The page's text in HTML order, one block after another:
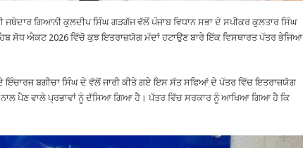
ਜਥੇਦਾਰ ਗਿਆਨੀ ਕੁਲਦੀਪ ਸਿੰਘ ਗੜਗੱਜ ਵੱਲੋਂ ਪੰਜਾਬ ਵਿਧਾਨ ਸਭਾ ਦੇ ਸਪੀਕਰ ਕੁਲਤਾਰ ਸਿੰਘ
ਸੋਧ ਐਕਟ 2026 ਵਿੱਚੋ ਕੁਝ ਇਤਰਾਜ਼ਯੋਗ ਮੱਦਾਂ ਹਟਾਉਣ ਬਾਰੇ ਇੱਕ ਵਿਸਥਾਰਤ ਪੱਤਰ ਭੇਜਿਆ
ਇੰਚਾਰਜ ਬਗੀਚਾ ਸਿੰਘ ਦੇ ਵੱਲੋਂ ਜਾਰੀ ਕੀਤੇ ਗਏ ਇਸ ਸੱਤ ਸਫਿਆਂ ਦੇ ਪੱਤਰ ਵਿੱਚ ਇਤਰਾਜ਼ਯੋਗ
ਪੈਣ ਵਾਲੇ ਪ੍ਰਭਾਵਾਂ ਨੂੰ ਦੱਸਿਆ ਗਿਆ ਹੈ। ਪੱਤਰ ਵਿੱਚ ਸਰਕਾਰ ਨੂੰ ਆਖਿਆ ਗਿਆ ਹੈ ਕਿ